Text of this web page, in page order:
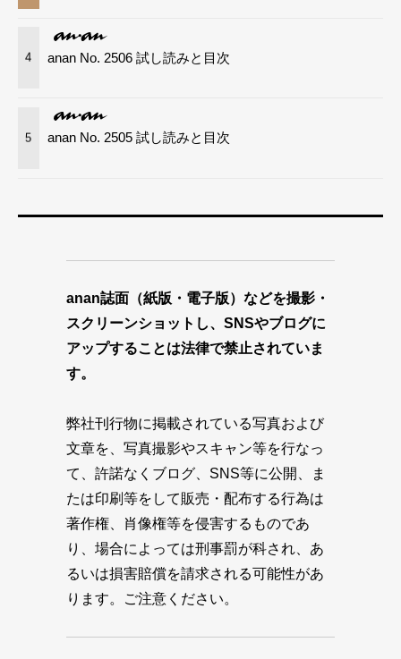
4 anan No. 2506 試し読みと目次
5 anan No. 2505 試し読みと目次
anan誌面（紙版・電子版）などを撮影・
スクリーンショットし、SNSやブログに
アップすることは法律で禁止されていま
す。
弊社刊行物に掲載されている写真および
文章を、写真撮影やスキャン等を行なっ
て、許諾なくブログ、SNS等に公開、ま
たは印刷等をして販売・配布する行為は
著作権、肖像権等を侵害するものであ
り、場合によっては刑事罰が科され、あ
るいは損害賠償を請求される可能性があ
ります。ご注意ください。